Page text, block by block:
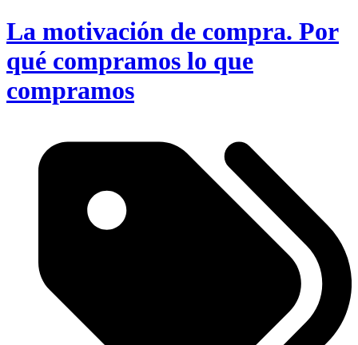
La motivación de compra. Por
qué compramos lo que
compramos